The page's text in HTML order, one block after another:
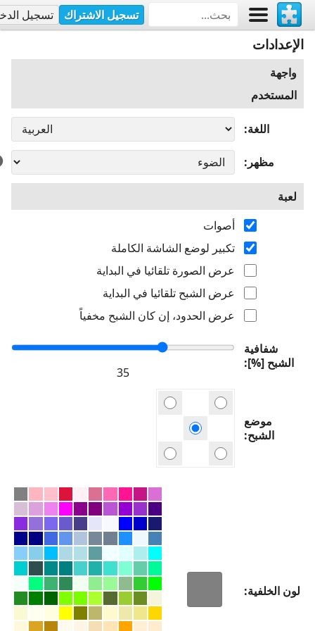
تسجيل الاشتراك تسجيل
الإعدادات
واجهة
المستخدم
اللغة
مظهر
لعبة
أصوات
تكبير لوضع الشاشة الكاملة
عرض الصورة تلقائيا في البداية
عرض الشبح تلقائيا في البداية
عرض الحدود، إن كان الشبح مخفياً
شفافية
الشبح [%]
موضع
الشبح
لون الخلفية